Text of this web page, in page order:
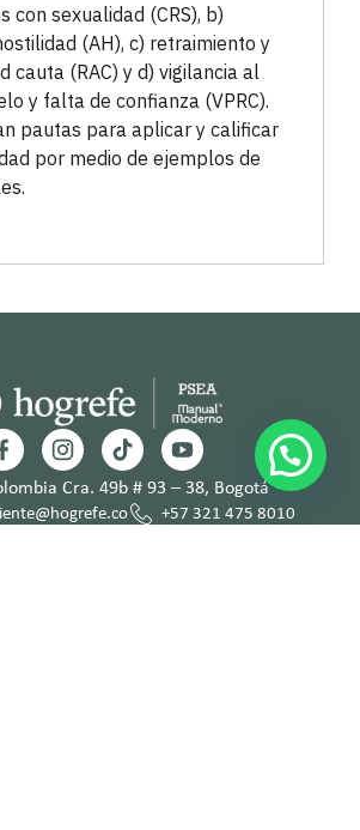
con sexualidad (CRS), b)
(AH), c) retraimiento y
cauta (RAC) y d) vigilancia al
y falta de confianza (VPRC).
pautas para aplicar y calificar
por medio de ejemplos de
Cra. 49b # 93 – 38, Bogotá
+57 321 475 8010